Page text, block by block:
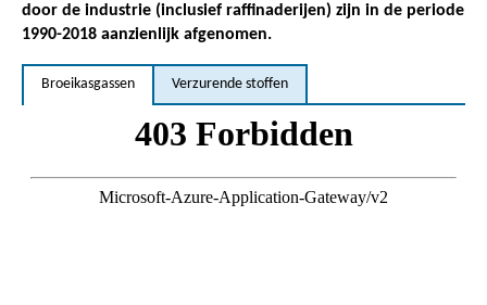
door de industrie (inclusief raffinaderijen) zijn in de periode
1990-2018 aanzienlijk afgenomen.
Broeikasgassen Verzurende stoffen